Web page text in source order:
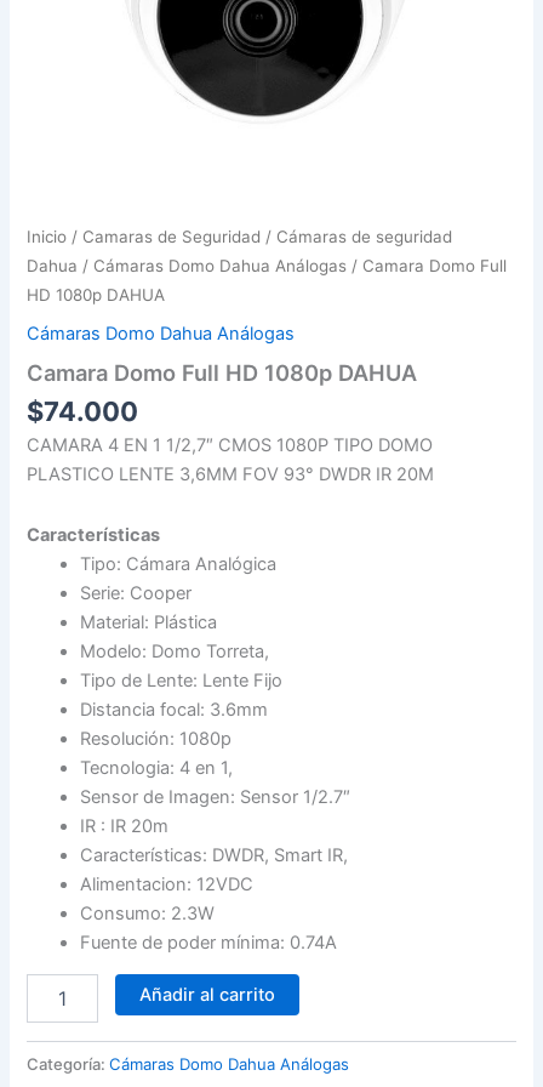
Inicio / Camaras de Seguridad / Cámaras de seguridad
Dahua / Cámaras Domo Dahua Análogas / Camara Domo Full
HD 1080p DAHUA
Cámaras Domo Dahua Análogas
Camara Domo Full HD 1080p DAHUA
$74.000
CAMARA 4 EN 1 1/2,7″ CMOS 1080P TIPO DOMO
PLASTICO LENTE 3,6MM FOV 93° DWDR IR 20M
Características
Tipo: Cámara Analógica
Serie: Cooper
Material: Plástica
Modelo: Domo Torreta,
Tipo de Lente: Lente Fijo
Distancia focal: 3.6mm
Resolución: 1080p
Tecnologia: 4 en 1,
Sensor de Imagen: Sensor 1/2.7″
IR : IR 20m
Características: DWDR, Smart IR,
Alimentacion: 12VDC
Consumo: 2.3W
Fuente de poder mínima: 0.74A
Domo
HD
Añadir al carrito
Categoría:Cámaras Domo Dahua Análogas